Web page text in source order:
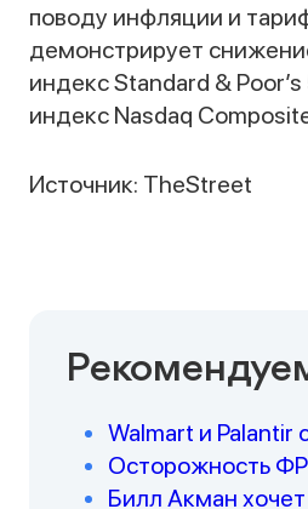
поводу инфляции и
демонстрирует
индекс Standard &
индекс Nasdaq
Источник: TheStreet
Walmart и Palantir
Осторожность
Билл Акман